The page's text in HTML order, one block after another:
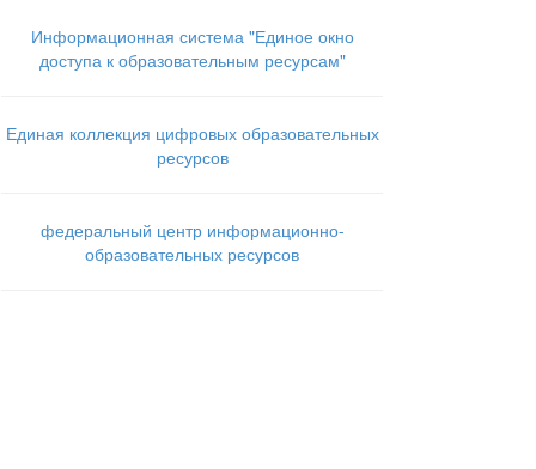
Информационная система "Единое окно
доступа к образовательным ресурсам"
Единая коллекция цифровых образовательных
ресурсов
федеральный центр информационно-
образовательных ресурсов